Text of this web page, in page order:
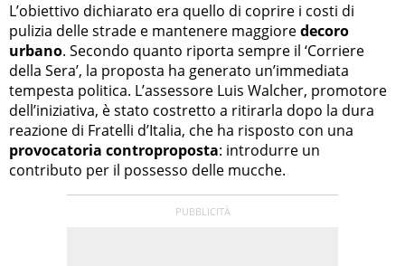
L’obiettivo dichiarato era quello di coprire i costi di
pulizia delle strade e mantenere maggioredecoro
urbano. Secondo quanto riporta sempre il ‘Corriere
della Sera’, la proposta ha generato un’immediata
tempesta politica. L’assessore Luis Walcher, promotore
dell’iniziativa, è stato costretto a ritirarla dopo la dura
reazione di Fratelli d’Italia, che ha risposto con una
provocatoria controproposta: introdurre un
contributo per il possesso delle mucche.